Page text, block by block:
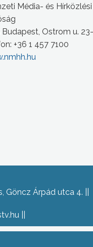
Média- és Hírközlési
Budapest, Ostrom u.
+36 1 457 7100
Göncz Árpád utca 4.